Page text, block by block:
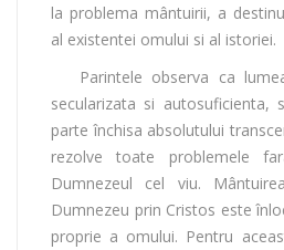
la problema mântuirii, a
al existentei omului si al istoriei.
Parintele observa ca
secularizata si
parte închisa absolutului
rezolve toate problemele
Dumnezeul cel viu.
Dumnezeu prin Cristos este
proprie a omului. Pentru